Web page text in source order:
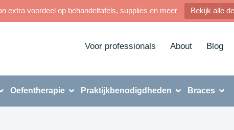
extra voordeel op behandeltafels, supplies en meer Bekijk alle
Voor professionals About Blog
Oefentherapie Praktijkbenodigdheden Braces